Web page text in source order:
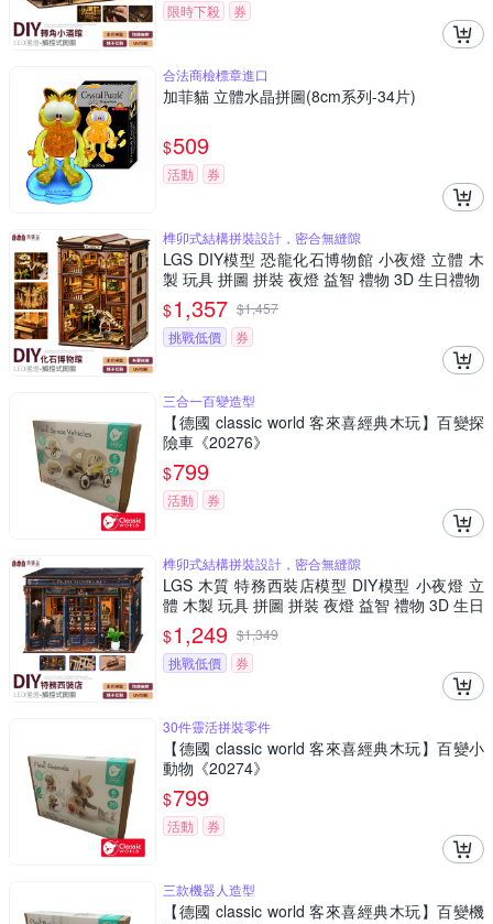
限時下殺
券
合法商檢標章進口
加菲貓 立體水晶拼圖(8cm系列-34片)
$509
活動 券
榫卯式結構拼裝設計，密合無縫隙
LGS DIY模型 恐龍化石博物館 小夜燈 立體 木
製 玩具 拼圖 拼裝 夜燈 益智 禮物 3D 生日禮物
$1,357 $1,457
挑戰低價
券
三合一百變造型
【德國 classic world 客來喜經典木玩】百變探
險車《20276》
$799
活動 券
榫卯式結構拼裝設計，密合無縫隙
LGS 木質 特務西裝店模型 DIY模型 小夜燈 立
體 木製 玩具 拼圖 拼裝 夜燈 益智 禮物 3D 生日
禮物
$1,249 $1,349
挑戰低價
券
30件靈活拼裝零件
【德國 classic world 客來喜經典木玩】百變小
動物《20274》
$799
活動 券
三款機器人造型
【德國 classic world 客來喜經典木玩】百變機